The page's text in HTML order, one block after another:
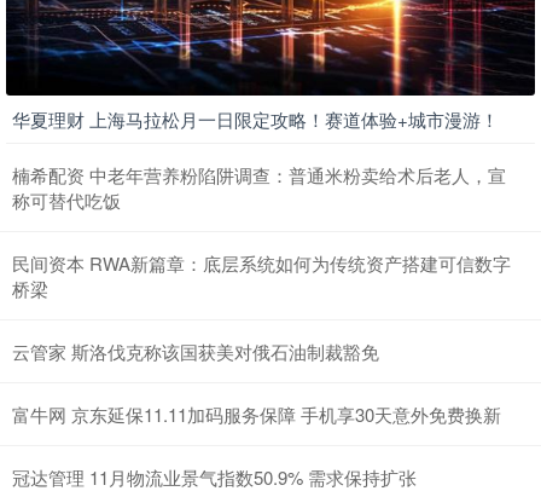
华夏理财 上海马拉松月一日限定攻略！赛道体验+城市漫游！
楠希配资 中老年营养粉陷阱调查：普通米粉卖给术后老人，宣
称可替代吃饭
民间资本 RWA新篇章：底层系统如何为传统资产搭建可信数字
桥梁
云管家 斯洛伐克称该国获美对俄石油制裁豁免
富牛网 京东延保11.11加码服务保障 手机享30天意外免费换新
冠达管理 11月物流业景气指数50.9% 需求保持扩张